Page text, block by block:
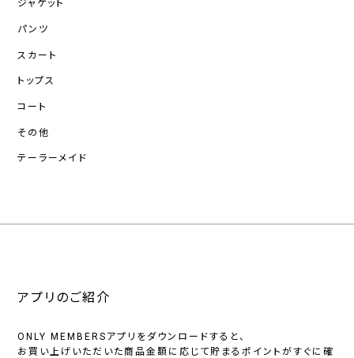
ジャケット
パンツ
スカート
トップス
コート
その他
テーラーメイド
アプリのご紹介
ONLY MEMBERSアプリをダウンロードすると、
お買い上げいただいた商品金額に応じて貯まるポイントがすぐに確